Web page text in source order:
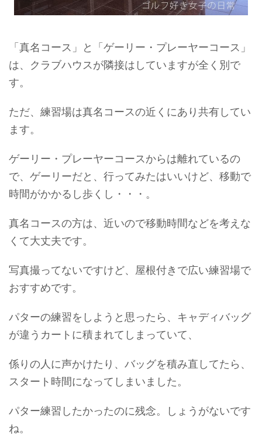
「真名コース」と「ゲーリー・プレーヤーコース」
は、クラブハウスが隣接はしていますが全く別で
す。
ただ、練習場は真名コースの近くにあり共有してい
ます。
ゲーリー・プレーヤーコースからは離れているの
で、ゲーリーだと、行ってみたはいいけど、移動で
時間がかかるし歩くし・・・。
真名コースの方は、近いので移動時間などを考えな
くて大丈夫です。
写真撮ってないですけど、屋根付きで広い練習場で
おすすめです。
パターの練習をしようと思ったら、キャディバッグ
が違うカートに積まれてしまっていて、
係りの人に声かけたり、バッグを積み直してたら、
スタート時間になってしまいました。
パター練習したかったのに残念。しょうがないです
ね。